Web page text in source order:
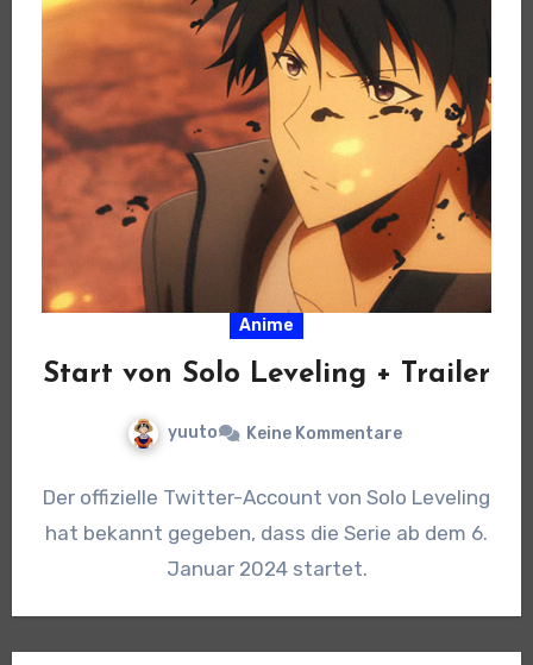
Anime
Start von Solo Leveling + Trailer
yuuto Keine Kommentare
Der offizielle Twitter-Account von Solo Leveling
hat bekannt gegeben, dass die Serie ab dem 6.
Januar 2024 startet.